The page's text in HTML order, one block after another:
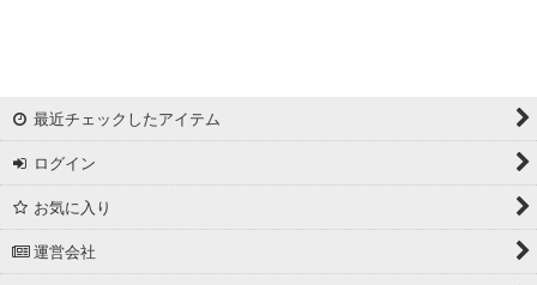
最近チェックしたアイテム
ログイン
お気に入り
運営会社